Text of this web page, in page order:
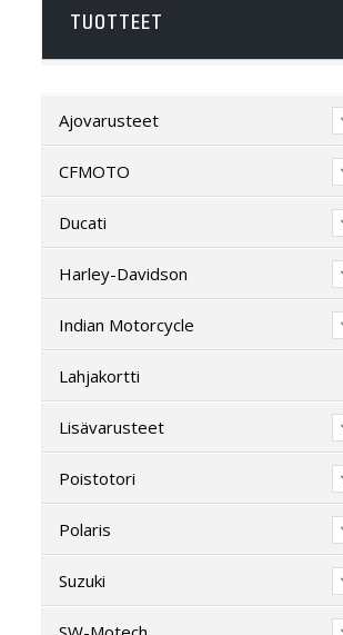
TUOTTEET
Ajovarusteet
CFMOTO
Ducati
Harley-Davidson
Indian Motorcycle
Lahjakortti
Lisävarusteet
Poistotori
Polaris
Suzuki